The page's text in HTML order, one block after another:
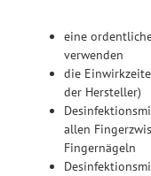
eine
verwenden
die
der Hersteller)
allen
Fingernägeln